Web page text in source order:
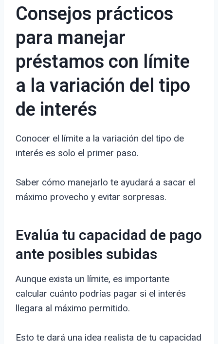
Consejos prácticos
para manejar
préstamos con límite
a la variación del tipo
de interés
Conocer el límite a la variación del tipo de
interés es solo el primer paso.
Saber cómo manejarlo te ayudará a sacar el
máximo provecho y evitar sorpresas.
Evalúa tu capacidad de pago
ante posibles subidas
Aunque exista un límite, es importante
calcular cuánto podrías pagar si el interés
llegara al máximo permitido.
Esto te dará una idea realista de tu capacidad